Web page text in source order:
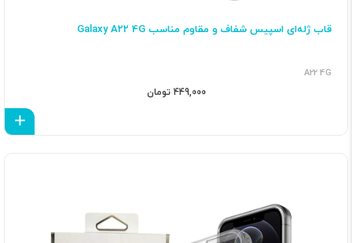
قاب ژله‌ای اسپیس شفاف و مقاوم مناسب Galaxy A22 4G
A22 4G
449,000 تومان